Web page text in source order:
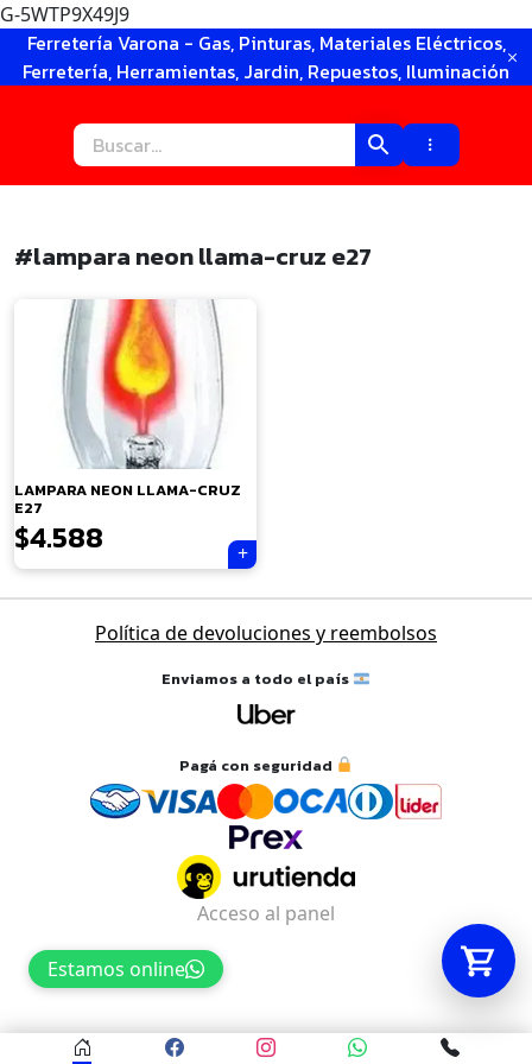
G-5WTP9X49J9
Ferretería Varona - Gas, Pinturas, Materiales Eléctricos,
Ferretería, Herramientas, Jardin, Repuestos, Iluminación
#lampara neon llama-cruz e27
LAMPARA NEON LLAMA-CRUZ
E27
$4.588
Política de devoluciones y reembolsos
Enviamos a todo el país
Pagá con seguridad
Estamos online
Acceso al panel
Tu carrito está vacío.
Agregá un producto y aparecerá acá